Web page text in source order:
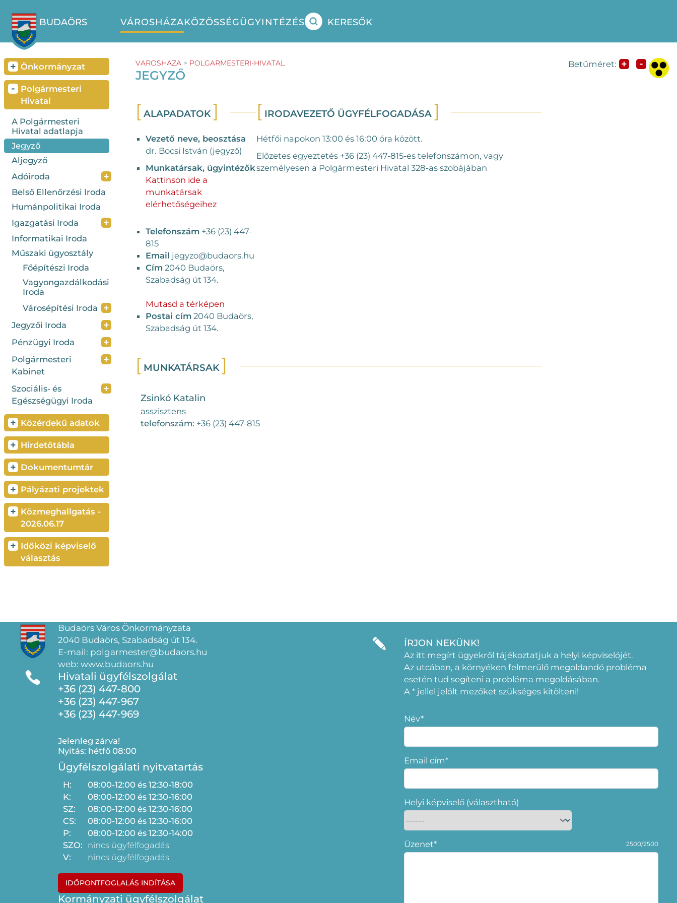
BUDAÖRS VÁROSHÁZAKÖZÖSSÉGÜGYINTÉZÉS KERESŐK
+ Önkormányzat
-
Polgármesteri
Hivatal
A Polgármesteri
Hivatal adatlapja
Jegyző
Aljegyző
Adóiroda
+
Belső Ellenőrzési Iroda
Humánpolitikai Iroda
Igazgatási Iroda
+
Informatikai Iroda
Műszaki ügyosztály
Főépítészi Iroda
Vagyongazdálkodási
Iroda
Városépítési Iroda
+
Jegyzői Iroda +
Pénzügyi Iroda +
Polgármesteri
Kabinet
+
Szociális- és
Egészségügyi Iroda
+
+ Közérdekű adatok
+ Hirdetőtábla
+ Dokumentumtár
+ Pályázati projektek
+ Közmeghallgatás -
2026.06.17
+ Időközi képviselő
választás
VAROSHAZA > POLGARMESTERI-HIVATAL
JEGYZŐ
ALAPADATOK
Vezető neve, beosztása
dr. Bocsi István (jegyző)
Munkatársak, ügyintézők
Kattinson ide a
munkatársak
elérhetőségeihez
Telefonszám +36 (23) 447-
815
Email jegyzo@budaors.hu
Cím 2040 Budaörs,
Szabadság út 134.
Mutasd a térképen
Postai cím 2040 Budaörs,
Szabadság út 134.
IRODAVEZETŐ ÜGYFÉLFOGADÁSA
Hétfői napokon 13:00 és 16:00 óra között.
Előzetes egyeztetés +36 (23) 447-815-es telefonszámon, vagy
személyesen a Polgármesteri Hivatal 328-as szobájában
MUNKATÁRSAK
Zsinkó Katalin
asszisztens
telefonszám: +36 (23) 447-815
Betűméret: + -
Budaörs Város Önkormányzata
2040 Budaörs, Szabadság út 134.
E-mail: polgarmester@budaors.hu
web: www.budaors.hu
Hivatali ügyfélszolgálat
+36 (23) 447-800
+36 (23) 447-967
+36 (23) 447-969
Jelenleg zárva!
Nyitás: hétfő 08:00
Ügyfélszolgálati nyitvatartás
H:
08:00-12:00 és 12:30-18:00
K:
08:00-12:00 és 12:30-16:00
SZ:
08:00-12:00 és 12:30-16:00
CS:
08:00-12:00 és 12:30-16:00
P:
08:00-12:00 és 12:30-14:00
SZO: nincs ügyfélfogadás
V:
nincs ügyfélfogadás
IDŐPONTFOGLALÁS INDÍTÁSA
Kormányzati ügyfélszolgálat
ÍRJON NEKÜNK!
Az itt megírt ügyekről tájékoztatjuk a helyi képviselójét.
Az utcában, a környéken felmerülő megoldandó probléma
esetén tud segíteni a probléma megoldásában.
A * jellel jelölt mezőket szükséges kitölteni!
Név*
Email cím*
Helyi képviselő (választható)
Üzenet* 2500/2500